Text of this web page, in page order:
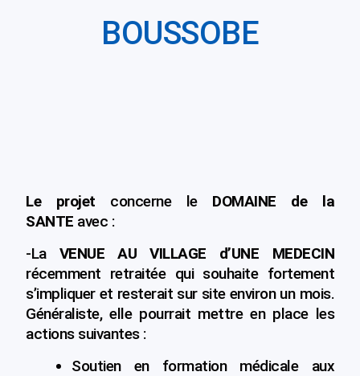
BOUSSOBE
Le projet concerne leDOMAINE de la
SANTE avec :
-La VENUE AU VILLAGE d’UNE MEDECIN
récemment retraitée qui souhaite fortement
s’impliquer et resterait sur site environ un mois.
Généraliste, elle pourrait mettre en place les
actions suivantes :
Soutien en formation médicale aux